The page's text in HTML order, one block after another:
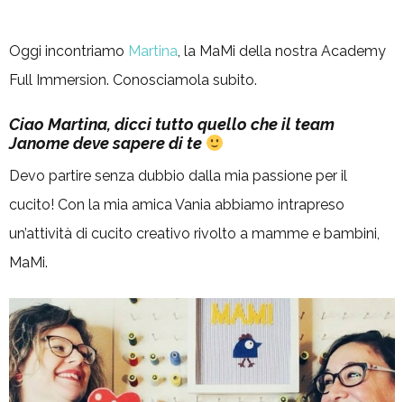
Oggi incontriamo Martina, la MaMi della nostra Academy
Full Immersion. Conosciamola subito.
Ciao Martina, dicci tutto quello che il team
Janome deve sapere di te
Devo partire senza dubbio dalla mia passione per il
cucito! Con la mia amica Vania abbiamo intrapreso
un’attività di cucito creativo rivolto a mamme e bambini,
MaMi.